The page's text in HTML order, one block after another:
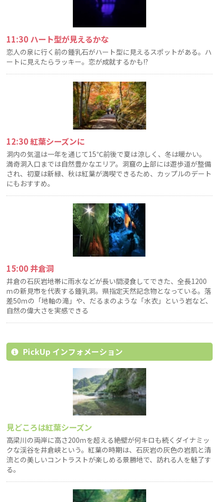
11:30 ハート型が見えるかな
恋人の泉に行く前の鍾乳石がハート型に見えるスポットがある。ハ
ートに見えたらラッキー。恋が成就するかも!?
12:30 紅葉シーズンに
洞内の気温は一年を通じて15℃前後で夏は涼しく、冬は暖かい。
満奇洞入口までは自然豊かなエリア。洞窟の上部には遊歩道が整備
され、初夏は新緑、秋は紅葉が満喫できるため、カップルのデート
にもおすすめ。
15:00 井倉洞
井倉の石灰岩地帯に雨水などが長い間浸食してできた、全長1200
ｍの新見市を代表する鍾乳洞。県指定天然記念物となっている。落
差50ｍの「地軸の滝」や、だるまのような「水衣」という岩など、
自然の偉大さを実感できる
PickUp インフォメーション
見どころは紅葉シーズン
高梁川の両岸に高さ200ｍを超える絶壁が何キロも続くダイナミッ
クな渓谷を井倉峡という。紅葉の時期は、石灰岩の灰色の岩肌と清
流との美しいコントラストが楽しめる景勝地で、訪れる人を魅了す
る。